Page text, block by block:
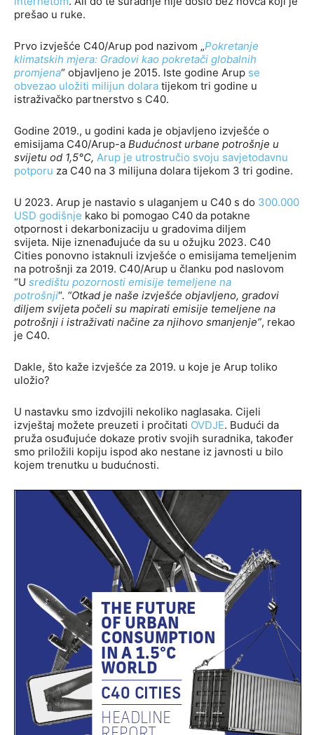
prešao u ruke.
Prvo izvješće C40/Arup pod nazivom „Pokretanje
klimatskih mjera: Gradovi kao pokretači globalnih
promjena“ objavljeno je 2015. Iste godine Arup se
obvezao uložiti milijun dolara tijekom tri godine u
istraživačko partnerstvo s C40.
Godine 2019., u godini kada je objavljeno izvješće o
emisijama C40/Arup-a Budućnost urbane potrošnje u
svijetu od 1,5°C, Arup je utrostručio svoju savjetodavnu
potporu za C40 na 3 milijuna dolara tijekom 3 tri godine.
U 2023. Arup je nastavio s ulaganjem u C40 s do 300.000
USD godišnje kako bi pomogao C40 da potakne
otpornost i dekarbonizaciju u gradovima diljem
svijeta. Nije iznenađujuće da su u ožujku 2023. C40
Cities ponovno istaknuli izvješće o emisijama temeljenim
na potrošnji za 2019. C40/Arup u članku pod naslovom
“U središtu pozornosti emisije temeljene na
potrošnji“. “Otkad je naše izvješće objavljeno, gradovi
diljem svijeta počeli su mapirati emisije temeljene na
potrošnji i istraživati ​​načine za njihovo smanjenje”, rekao
je C40.
Dakle, što kaže izvješće za 2019. u koje je Arup toliko
uložio?
U nastavku smo izdvojili nekoliko naglasaka. Cijeli
izvještaj možete preuzeti i pročitati OVDJE. Budući da
pruža osuđujuće dokaze protiv svojih suradnika, također
smo priložili kopiju ispod ako nestane iz javnosti u bilo
kojem trenutku u budućnosti.